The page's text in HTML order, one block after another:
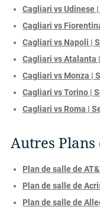
Cagliari vs Udinese
Cagliari vs
Cagliari vs Napoli |
Cagliari vs Atalanta
Cagliari vs Monza |
Cagliari vs Torino |
Cagliari vs Roma |
Autres Plans
Plan de salle de
Plan de salle de
Plan de salle de